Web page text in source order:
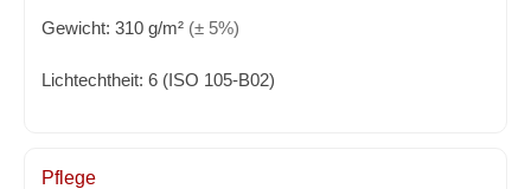
Gewicht: 310 g/m² (± 5%)
Lichtechtheit: 6 (ISO 105-B02)
Pflege